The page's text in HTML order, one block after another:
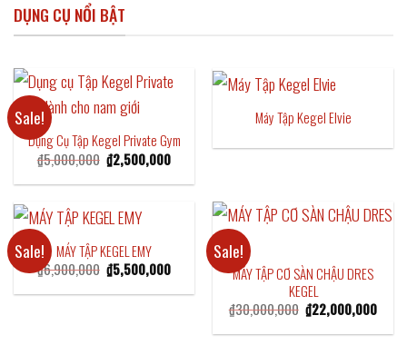
DỤNG CỤ NỔI BẬT
Sale!
Dụng Cụ Tập Kegel Private Gym
₫5,000,000 Original
price
was:
₫2,500,000Current
price
is:
Máy Tập Kegel Elvie
Sale!
MÁY TẬP KEGEL EMY
₫6,900,000 Original
price
was:
₫5,500,000Current
price
is:
₫5,500,000.
Sale!
MÁY TẬP CƠ SÀN CHẬU DRES
KEGEL
₫30,000,000 Original
price
was:
₫22,000,000
price
is: